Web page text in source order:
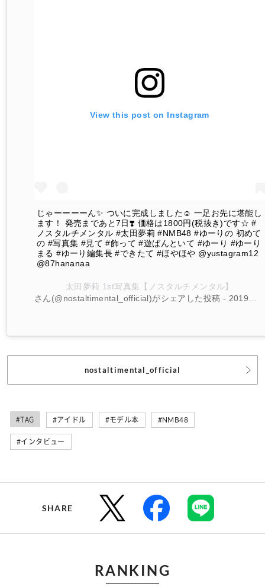
View this post on Instagram
じゃーーーーん✨ ついに完成しました☺︎ 一足お先に堪能し
ます！ 発売まであと7日❣️ 価格は1800円(税抜き)です☆ #
ノスタルチメンタル #太田夢莉 #NMB48 #ゆーりの 初めて
の #写真集 #見て #飾って #遊ばんといて #ゆーり #ゆーり
まる #ゆーり編集長 #できたて #ほやほや @yustagram12
@87hananaa
太田夢莉 1st写真集【ノスタルチメンタル】
さん(@nostaltimental_official)がシェアした投稿 - 2019年 3月月19日午後8時16分PDT
nostaltimental_official
#TAG #アイドル #モデル本 #NMB48
#インタビュー
SHARE
RANKING